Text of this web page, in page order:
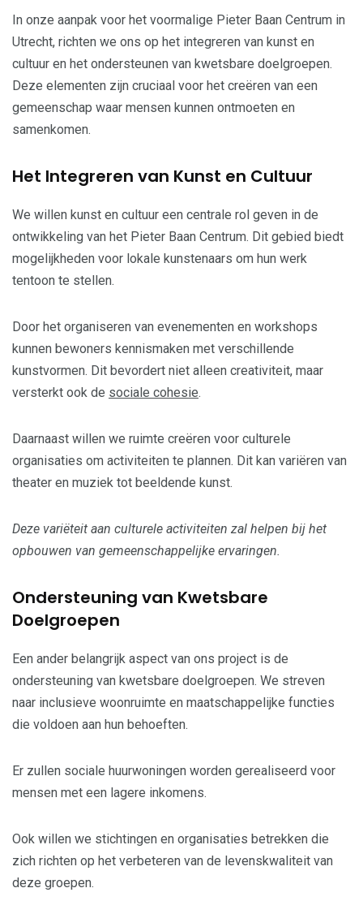
In onze aanpak voor het voormalige Pieter Baan Centrum in
Utrecht, richten we ons op het integreren van kunst en
cultuur en het ondersteunen van kwetsbare doelgroepen.
Deze elementen zijn cruciaal voor het creëren van een
gemeenschap waar mensen kunnen ontmoeten en
samenkomen.
Het Integreren van Kunst en Cultuur
We willen kunst en cultuur een centrale rol geven in de
ontwikkeling van het Pieter Baan Centrum. Dit gebied biedt
mogelijkheden voor lokale kunstenaars om hun werk
tentoon te stellen.
Door het organiseren van evenementen en workshops
kunnen bewoners kennismaken met verschillende
kunstvormen. Dit bevordert niet alleen creativiteit, maar
versterkt ook de sociale cohesie.
Daarnaast willen we ruimte creëren voor culturele
organisaties om activiteiten te plannen. Dit kan variëren van
theater en muziek tot beeldende kunst.
Deze variëteit aan culturele activiteiten zal helpen bij het
opbouwen van gemeenschappelijke ervaringen.
Ondersteuning van Kwetsbare
Doelgroepen
Een ander belangrijk aspect van ons project is de
ondersteuning van kwetsbare doelgroepen. We streven
naar inclusieve woonruimte en maatschappelijke functies
die voldoen aan hun behoeften.
Er zullen sociale huurwoningen worden gerealiseerd voor
mensen met een lagere inkomens.
Ook willen we stichtingen en organisaties betrekken die
zich richten op het verbeteren van de levenskwaliteit van
deze groepen.